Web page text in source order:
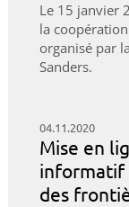
Le 15 janvier
la
organisé par
Sanders.
04.11.2020
Mise en
informatif
des